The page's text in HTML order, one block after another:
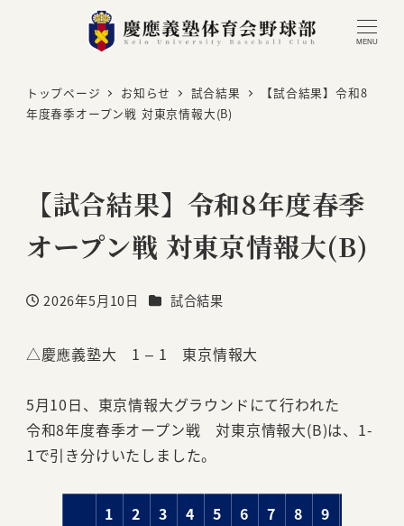
MENU
トップページ お知らせ 試合結果
【試合結果】令和8
年度春季オープン戦 対東京情報大(B)
【試合結果】令和8年度春季
オープン戦 対東京情報大(B)
投稿日
2026年5月10日 カテゴリー
試合結果
△慶應義塾大 1 – 1 東京情報大
5月10日、東京情報大グラウンドにて行われた
令和8年度春季オープン戦 対東京情報大(B)は、1-
1で引き分けいたしました。
1 2 3 4 5 6 7 8 9